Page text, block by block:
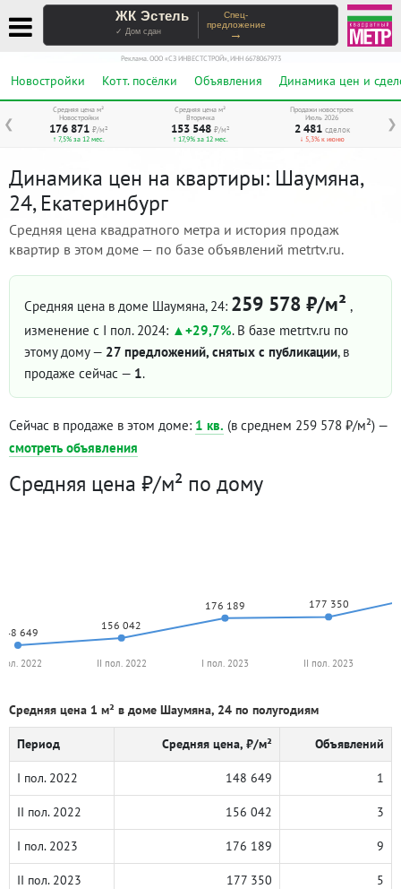
ЖК Эстель
✓ Дом сдан
Спец-
предложение
→
Реклама. ООО «СЗ ИНВЕСТСТРОЙ», ИНН 6678067973
Новостройки Котт. посёлки Объявления Динамика цен и
❮ ❯
Средняя цена м²
Новостройки
176 871 ₽/м²
↑ 7,5% за 12 мес.
Средняя цена м²
Вторичка
153 548 ₽/м²
↑ 17,9% за 12 мес.
Продажи новостроек
Июль 2026
2 481 сделок
↓ 5,3% к июню
Динамика цен на квартиры: Шаумяна,
24, Екатеринбург
Средняя цена квадратного метра и история продаж
квартир в этом доме — по базе объявлений metrtv.ru.
Средняя цена в доме Шаумяна, 24: 259 578 ₽/м² ,
изменение с I пол. 2024:
+29,7%. В базе metrtv.ru по
этому дому — 27 предложений, снятых с публикации, в
продаже сейчас — 1.
Сейчас в продаже в этом доме: 1 кв. (в среднем 259 578 ₽/м²) —
смотреть объявления
Средняя цена ₽/м² по дому
649
156 042
176 189 177 350
2022 II пол. 2022 I пол. 2023 II пол. 2023
Средняя цена 1 м² в доме Шаумяна, 24 по полугодиям
Период Средняя цена, ₽/м² Объявлений
I пол. 2022 148 649 1
II пол. 2022 156 042 3
I пол. 2023 176 189 9
II пол. 2023 177 350 5